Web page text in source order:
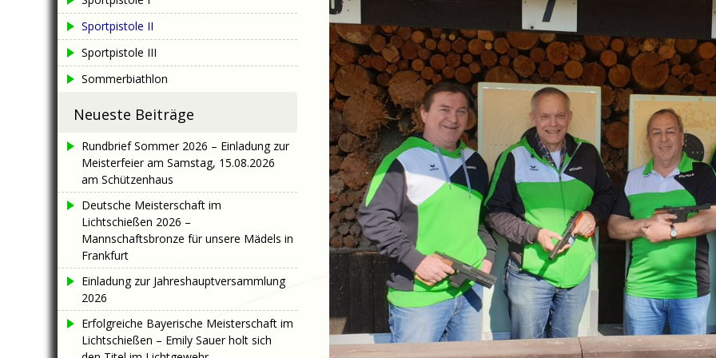
Sportpistole II
Sportpistole III
Sommerbiathlon
Neueste Beiträge
Rundbrief Sommer 2026 – Einladung zur
Meisterfeier am Samstag, 15.08.2026
am Schützenhaus
Deutsche Meisterschaft im
Lichtschießen 2026 –
Mannschaftsbronze für unsere Mädels in
Frankfurt
Einladung zur Jahreshauptversammlung
2026
Erfolgreiche Bayerische Meisterschaft im
Lichtschießen – Emily Sauer holt sich